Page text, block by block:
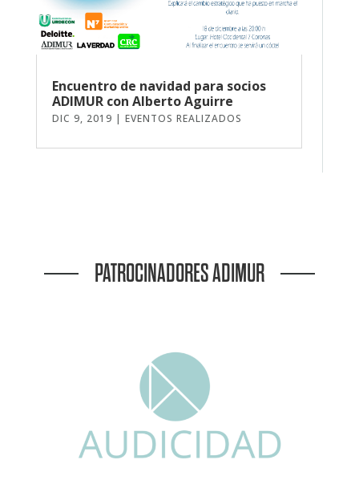
Encuentro de navidad para socios
ADIMUR con Alberto Aguirre
DIC 9, 2019 | EVENTOS REALIZADOS
PATROCINADORES ADIMUR